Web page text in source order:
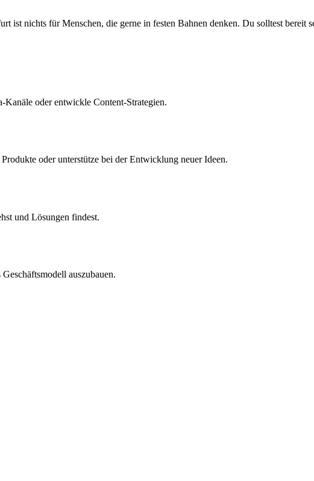
ist nichts für Menschen, die gerne in festen Bahnen denken. Du solltest
oder entwickle Content-Strategien.
oder unterstütze bei der Entwicklung neuer Ideen.
und Lösungen findest.
auszubauen.